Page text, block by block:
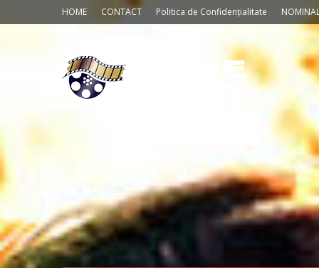
HOME CONTACT Politica de Confidențialitate